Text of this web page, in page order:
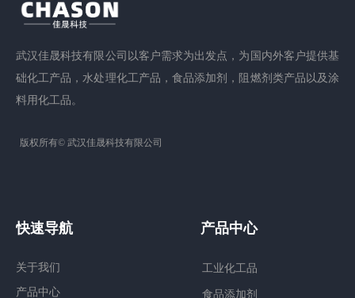
武汉佳晟科技有限公司以客户需求为出发点，为国内外客户提供基
础化工产品，水处理化工产品，食品添加剂，阻燃剂类产品以及涂
料用化工品。
版权所有© 武汉佳晟科技有限公司
快速导航
关于我们
产品中心
产品中心
工业化工品
食品添加剂